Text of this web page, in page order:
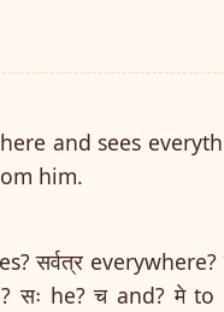
and sees
him.
सर्वत्र
सः he? च and? मे